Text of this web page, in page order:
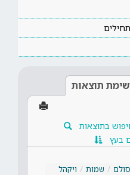
תוצאות
בתוצאות
בעץ
שמות
ויקהל